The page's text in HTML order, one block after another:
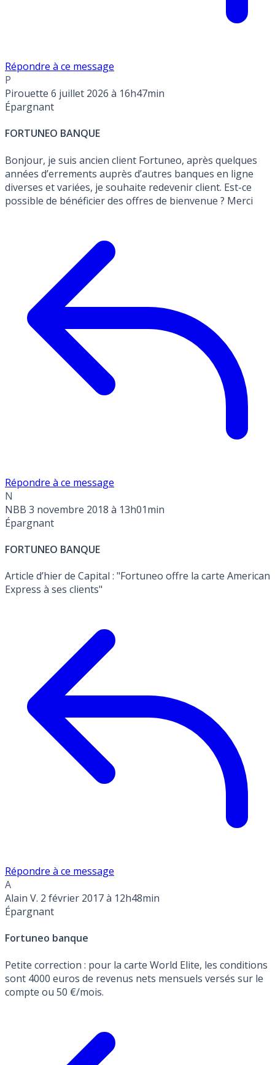
Répondre à ce message
P
Pirouette 6 juillet 2026 à 16h47min
Épargnant
FORTUNEO BANQUE
Bonjour, je suis ancien client Fortuneo, après quelques
années d’errements auprès d’autres banques en ligne
diverses et variées, je souhaite redevenir client. Est-ce
possible de bénéficier des offres de bienvenue ? Merci
Répondre à ce message
N
NBB 3 novembre 2018 à 13h01min
Épargnant
FORTUNEO BANQUE
Article d’hier de Capital : "Fortuneo offre la carte American
Express à ses clients"
Répondre à ce message
A
Alain V. 2 février 2017 à 12h48min
Épargnant
Fortuneo banque
Petite correction : pour la carte World Elite, les conditions
sont 4000 euros de revenus nets mensuels versés sur le
compte ou 50 €/mois.